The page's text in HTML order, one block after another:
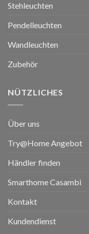
Stehleuchten
Pendelleuchten
Wandleuchten
Zubehör
NÜTZLICHES
Über uns
Try@Home Angebot
Händler finden
Smarthome Casambi
Kontakt
Kundendienst